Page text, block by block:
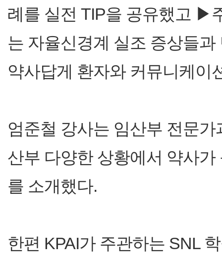
례를 실전 TIP을 공유했고 ▶
는 자율신경계 실조 증상들
약사답게 환자와 커뮤니케이
엄준철 강사는 임산부 전문
산부 다양한 상황에서 약사
를 소개했다.
한편 KPAI가 주관하는 SNL